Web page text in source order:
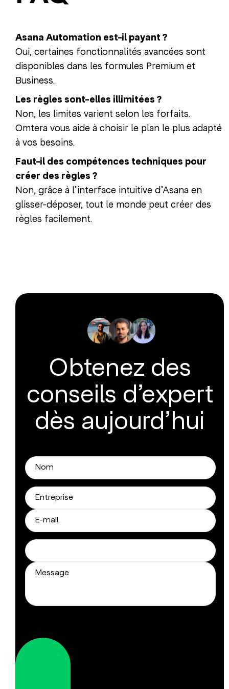
Asana Automation est-il payant ?
Oui, certaines fonctionnalités avancées sont
disponibles dans les formules Premium et
Business.
Les règles sont-elles illimitées ?
Non, les limites varient selon les forfaits.
Omtera vous aide à choisir le plan le plus adapté
à vos besoins.
Faut-il des compétences techniques pour
créer des règles ?
Non, grâce à l’interface intuitive d’Asana en
glisser-déposer, tout le monde peut créer des
règles facilement.
Obtenez des
conseils d’expert
dès aujourd’hui